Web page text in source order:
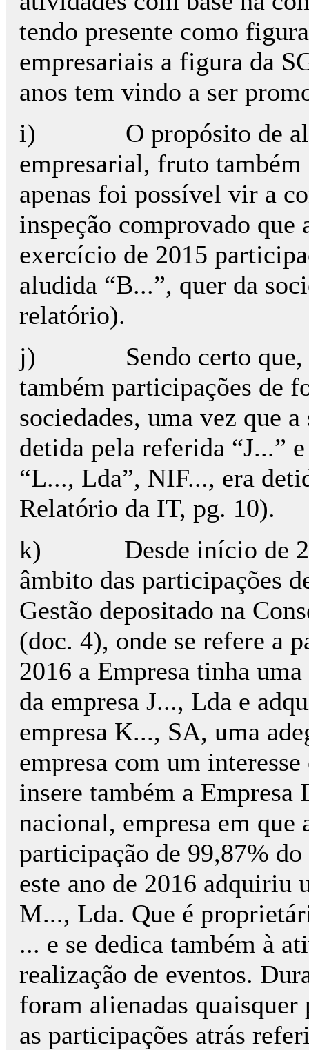
tendo presente como
empresariais a figura da
anos tem vindo a ser
i) O propósito de
empresarial, fruto
apenas foi possível vir a
inspeção comprovado que
exercício de 2015
aludida “B...”, quer da
relatório).
j) Sendo certo que,
também participações de
sociedades, uma vez que
detida pela referida “J...”
“L..., Lda”, NIF..., era
Relatório da IT, pg. 10).
k) Desde início de
âmbito das participações
Gestão depositado na
(doc. 4), onde se refere a
2016 a Empresa tinha
da empresa J..., Lda e
empresa K..., SA, uma
empresa com um
insere também a
nacional, empresa em que
participação de 99,87%
este ano de 2016 adquiriu
M..., Lda. Que é
... e se dedica também à
realização de eventos.
foram alienadas
as participações atrás